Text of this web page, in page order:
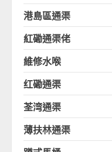
港島區通渠
紅磡通渠佬
維修水喉
红磡通渠
荃湾通渠
薄扶林通渠